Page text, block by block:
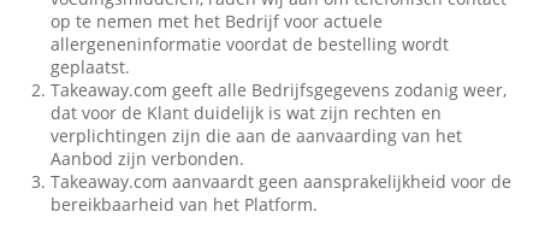
op te nemen met het Bedrijf voor actuele
allergeneninformatie voordat de bestelling wordt
geplaatst.
Takeaway.com geeft alle Bedrijfsgegevens zodanig weer,
dat voor de Klant duidelijk is wat zijn rechten en
verplichtingen zijn die aan de aanvaarding van het
Aanbod zijn verbonden.
Takeaway.com aanvaardt geen aansprakelijkheid voor de
bereikbaarheid van het Platform.